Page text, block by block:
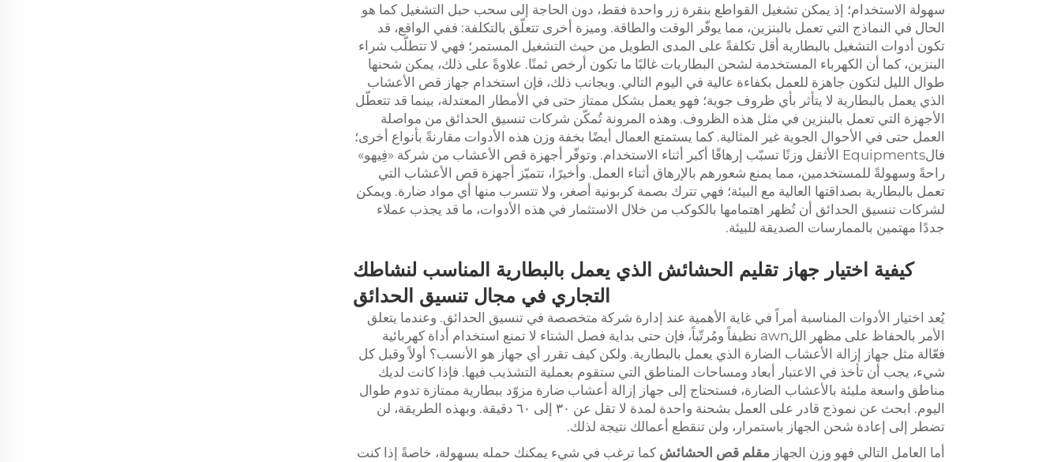
سهولة الاستخدام؛ إذ يمكن تشغيل القواطع بنقرة زر واحدة فقط، دون الحاجة إلى سحب حبل التشغيل كما هو
الحال في النماذج التي تعمل بالبنزين، مما يوفّر الوقت والطاقة. وميزة أخرى تتعلّق بالتكلفة: ففي الواقع، قد
تكون أدوات التشغيل بالبطارية أقل تكلفةً على المدى الطويل من حيث التشغيل المستمر؛ فهي لا تتطلّب شراء
البنزين، كما أن الكهرباء المستخدمة لشحن البطاريات غالبًا ما تكون أرخص ثمنًا. علاوةً على ذلك، يمكن شحنها
طوال الليل لتكون جاهزة للعمل بكفاءة عالية في اليوم التالي. وبجانب ذلك، فإن استخدام جهاز قص الأعشاب
الذي يعمل بالبطارية لا يتأثر بأي ظروف جوية؛ فهو يعمل بشكل ممتاز حتى في الأمطار المعتدلة، بينما قد تتعطّل
الأجهزة التي تعمل بالبنزين في مثل هذه الظروف. وهذه المرونة تُمكّن شركات تنسيق الحدائق من مواصلة
العمل حتى في الأحوال الجوية غير المثالية. كما يستمتع العمال أيضًا بخفة وزن هذه الأدوات مقارنةً بأنواع أخرى؛
فالEquipments الأثقل وزنًا تسبّب إرهاقًا أكبر أثناء الاستخدام. وتوفّر أجهزة قص الأعشاب من شركة «فِيهو»
راحةً وسهولةً للمستخدمين، مما يمنع شعورهم بالإرهاق أثناء العمل. وأخيرًا، تتميّز أجهزة قص الأعشاب التي
تعمل بالبطارية بصداقتها العالية مع البيئة؛ فهي تترك بصمة كربونية أصغر، ولا تتسرب منها أي مواد ضارة. ويمكن
لشركات تنسيق الحدائق أن تُظهر اهتمامها بالكوكب من خلال الاستثمار في هذه الأدوات، ما قد يجذب عملاء
جددًا مهتمين بالممارسات الصديقة للبيئة.
كيفية اختيار جهاز تقليم الحشائش الذي يعمل بالبطارية المناسب لنشاطك
التجاري في مجال تنسيق الحدائق
يُعد اختيار الأدوات المناسبة أمراً في غاية الأهمية عند إدارة شركة متخصصة في تنسيق الحدائق. وعندما يتعلق
الأمر بالحفاظ على مظهر اللawn نظيفاً ومُرتّباً، فإن حتى بداية فصل الشتاء لا تمنع استخدام أداة كهربائية
فعّالة مثل جهاز إزالة الأعشاب الضارة الذي يعمل بالبطارية. ولكن كيف تقرر أي جهاز هو الأنسب؟ أولاً وقبل كل
شيء، يجب أن تأخذ في الاعتبار أبعاد ومساحات المناطق التي ستقوم بعملية التشذيب فيها. فإذا كانت لديك
مناطق واسعة مليئة بالأعشاب الضارة، فستحتاج إلى جهاز إزالة أعشاب ضارة مزوّد ببطارية ممتازة تدوم طوال
اليوم. ابحث عن نموذج قادر على العمل بشحنة واحدة لمدة لا تقل عن ٣٠ إلى ٦٠ دقيقة. وبهذه الطريقة، لن
تضطر إلى إعادة شحن الجهاز باستمرار، ولن تنقطع أعمالك نتيجة لذلك.
أما العامل التالي فهو وزن الجهاز مقلم قص الحشائش كما ترغب في شيء يمكنك حمله بسهولة، خاصةً إذا كنت